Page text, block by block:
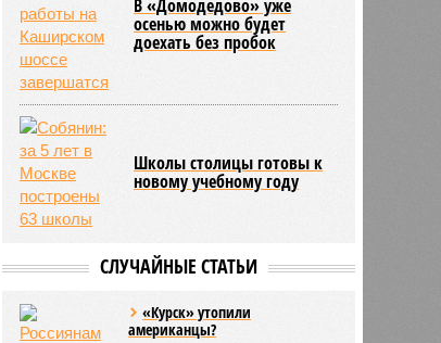
В «Домодедово» уже
осенью можно будет
доехать без пробок
Школы столицы готовы к
новому учебному году
СЛУЧАЙНЫЕ СТАТЬИ
«Курск» утопили
американцы?